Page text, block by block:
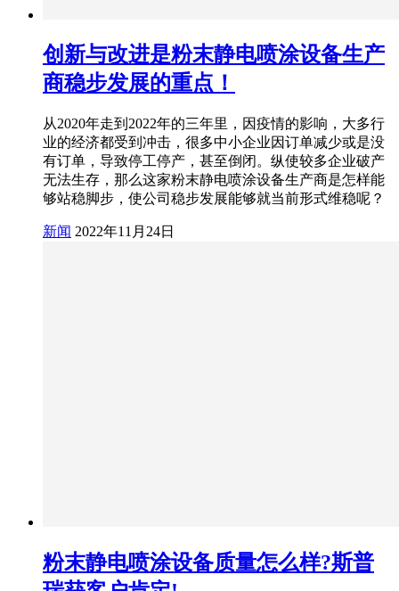
创新与改进是粉末静电喷涂设备生产
商稳步发展的重点！
从2020年走到2022年的三年里，因疫情的影响，大多行
业的经济都受到冲击，很多中小企业因订单减少或是没
有订单，导致停工停产，甚至倒闭。纵使较多企业破产
无法生存，那么这家粉末静电喷涂设备生产商是怎样能
够站稳脚步，使公司稳步发展能够就当前形式维稳呢？
新闻 2022年11月24日
粉末静电喷涂设备质量怎么样?斯普